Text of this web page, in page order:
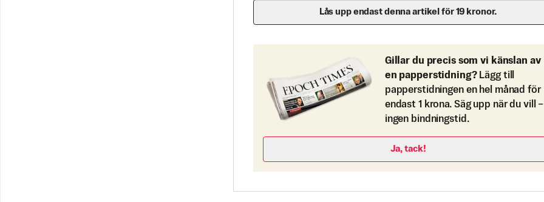
Lås upp endast denna artikel för 19 kronor.
Gillar du precis som vi känslan av
en papperstidning? Lägg till
papperstidningen en hel månad för
endast 1 krona. Säg upp när du vill –
ingen bindningstid.
Ja, tack!